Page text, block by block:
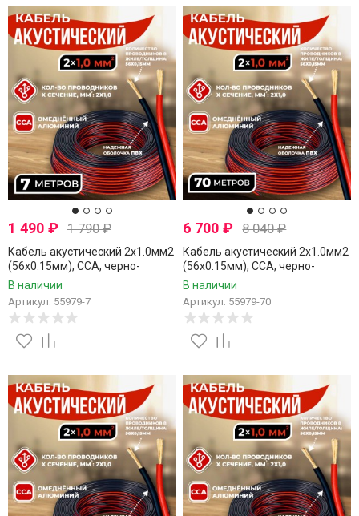
1 490 ₽ 1 790₽
Кабель акустический 2x1.0мм2
(56x0.15мм), CCA, черно-
красный, Technolink, 7 метров
В наличии
Артикул: 55979-7
6 700₽ 8 040₽
Кабель акустический 2x1.0мм2
(56x0.15мм), CCA, черно-
красный, Technolink, 70 метров
В наличии
Артикул: 55979-70